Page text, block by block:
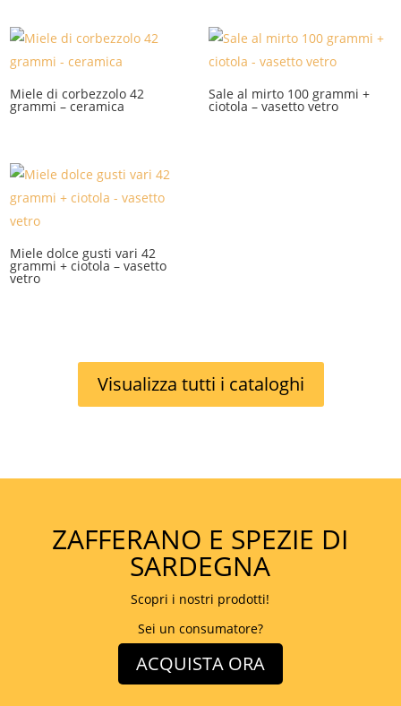
Miele di corbezzolo 42
grammi – ceramica
Sale al mirto 100 grammi +
ciotola – vasetto vetro
Miele dolce gusti vari 42
grammi + ciotola – vasetto
vetro
Visualizza tutti i cataloghi
ZAFFERANO E SPEZIE DI
SARDEGNA
Scopri i nostri prodotti!
Sei un consumatore?
ACQUISTA ORA